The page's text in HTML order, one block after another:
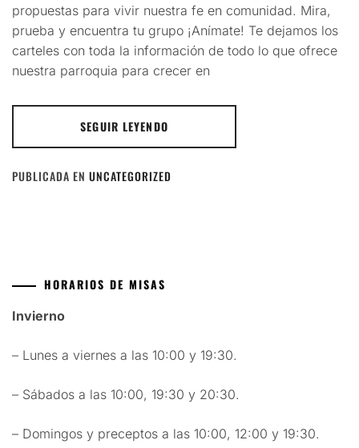
propuestas para vivir nuestra fe en comunidad. Mira,
prueba y encuentra tu grupo ¡Anímate! Te dejamos los
carteles con toda la información de todo lo que ofrece
nuestra parroquia para crecer en
SEGUIR LEYENDO
PUBLICADA EN UNCATEGORIZED
HORARIOS DE MISAS
Invierno
– Lunes a viernes a las 10:00 y 19:30.
– Sábados a las 10:00, 19:30 y 20:30.
– Domingos y preceptos a las 10:00, 12:00 y 19:30.